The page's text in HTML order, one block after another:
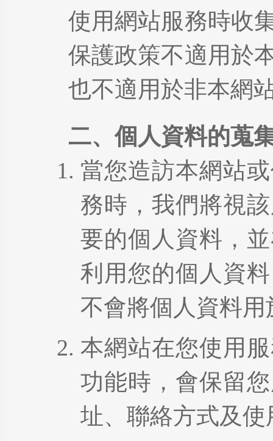
使用網站服務時收
保護政策不適用於
也不適用於非本網
二、個人資料的蒐
當您造訪本網站
務時，我們將視
要的個人資料，
利用您的個人資
不會將個人資料
本網站在您使用
功能時，會保留
址、聯絡方式及使